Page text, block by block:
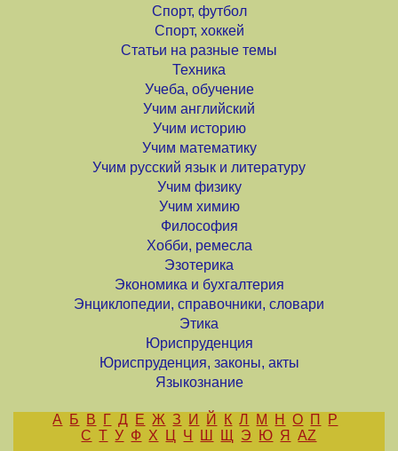
Спорт, футбол
Спорт, хоккей
Статьи на разные темы
Техника
Учеба, обучение
Учим английский
Учим историю
Учим математику
Учим русский язык и литературу
Учим физику
Учим химию
Философия
Хобби, ремесла
Эзотерика
Экономика и бухгалтерия
Энциклопедии, справочники, словари
Этика
Юриспруденция
Юриспруденция, законы, акты
Языкознание
А Б В Г Д Е Ж З И Й К Л М Н О П
Р
С Т У Ф Х Ц Ч Ш Щ Э Ю Я AZ